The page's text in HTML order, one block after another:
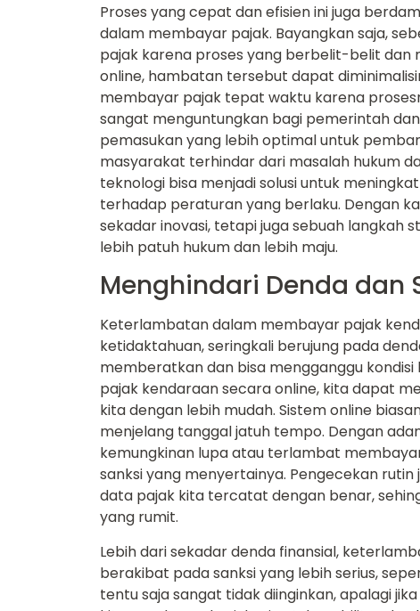
Proses yang cepat dan efisien ini juga
dalam membayar pajak. Bayangkan saja,
pajak karena proses yang berbelit-belit dan
online, hambatan tersebut dapat
membayar pajak tepat waktu karena
sangat menguntungkan bagi pemerintah
pemasukan yang lebih optimal untuk
masyarakat terhindar dari masalah hukum
teknologi bisa menjadi solusi untuk
terhadap peraturan yang berlaku. Dengan
sekadar inovasi, tetapi juga sebuah
lebih patuh hukum dan lebih maju.
Menghindari Denda dan
Keterlambatan dalam membayar pajak
ketidaktahuan, seringkali berujung pada
memberatkan dan bisa mengganggu
pajak kendaraan secara online, kita dapat
kita dengan lebih mudah. Sistem online
menjelang tanggal jatuh tempo. Dengan
kemungkinan lupa atau terlambat
sanksi yang menyertainya. Pengecekan
data pajak kita tercatat dengan benar,
yang rumit.
Lebih dari sekadar denda finansial,
berakibat pada sanksi yang lebih serius,
tentu saja sangat tidak diinginkan, apalagi